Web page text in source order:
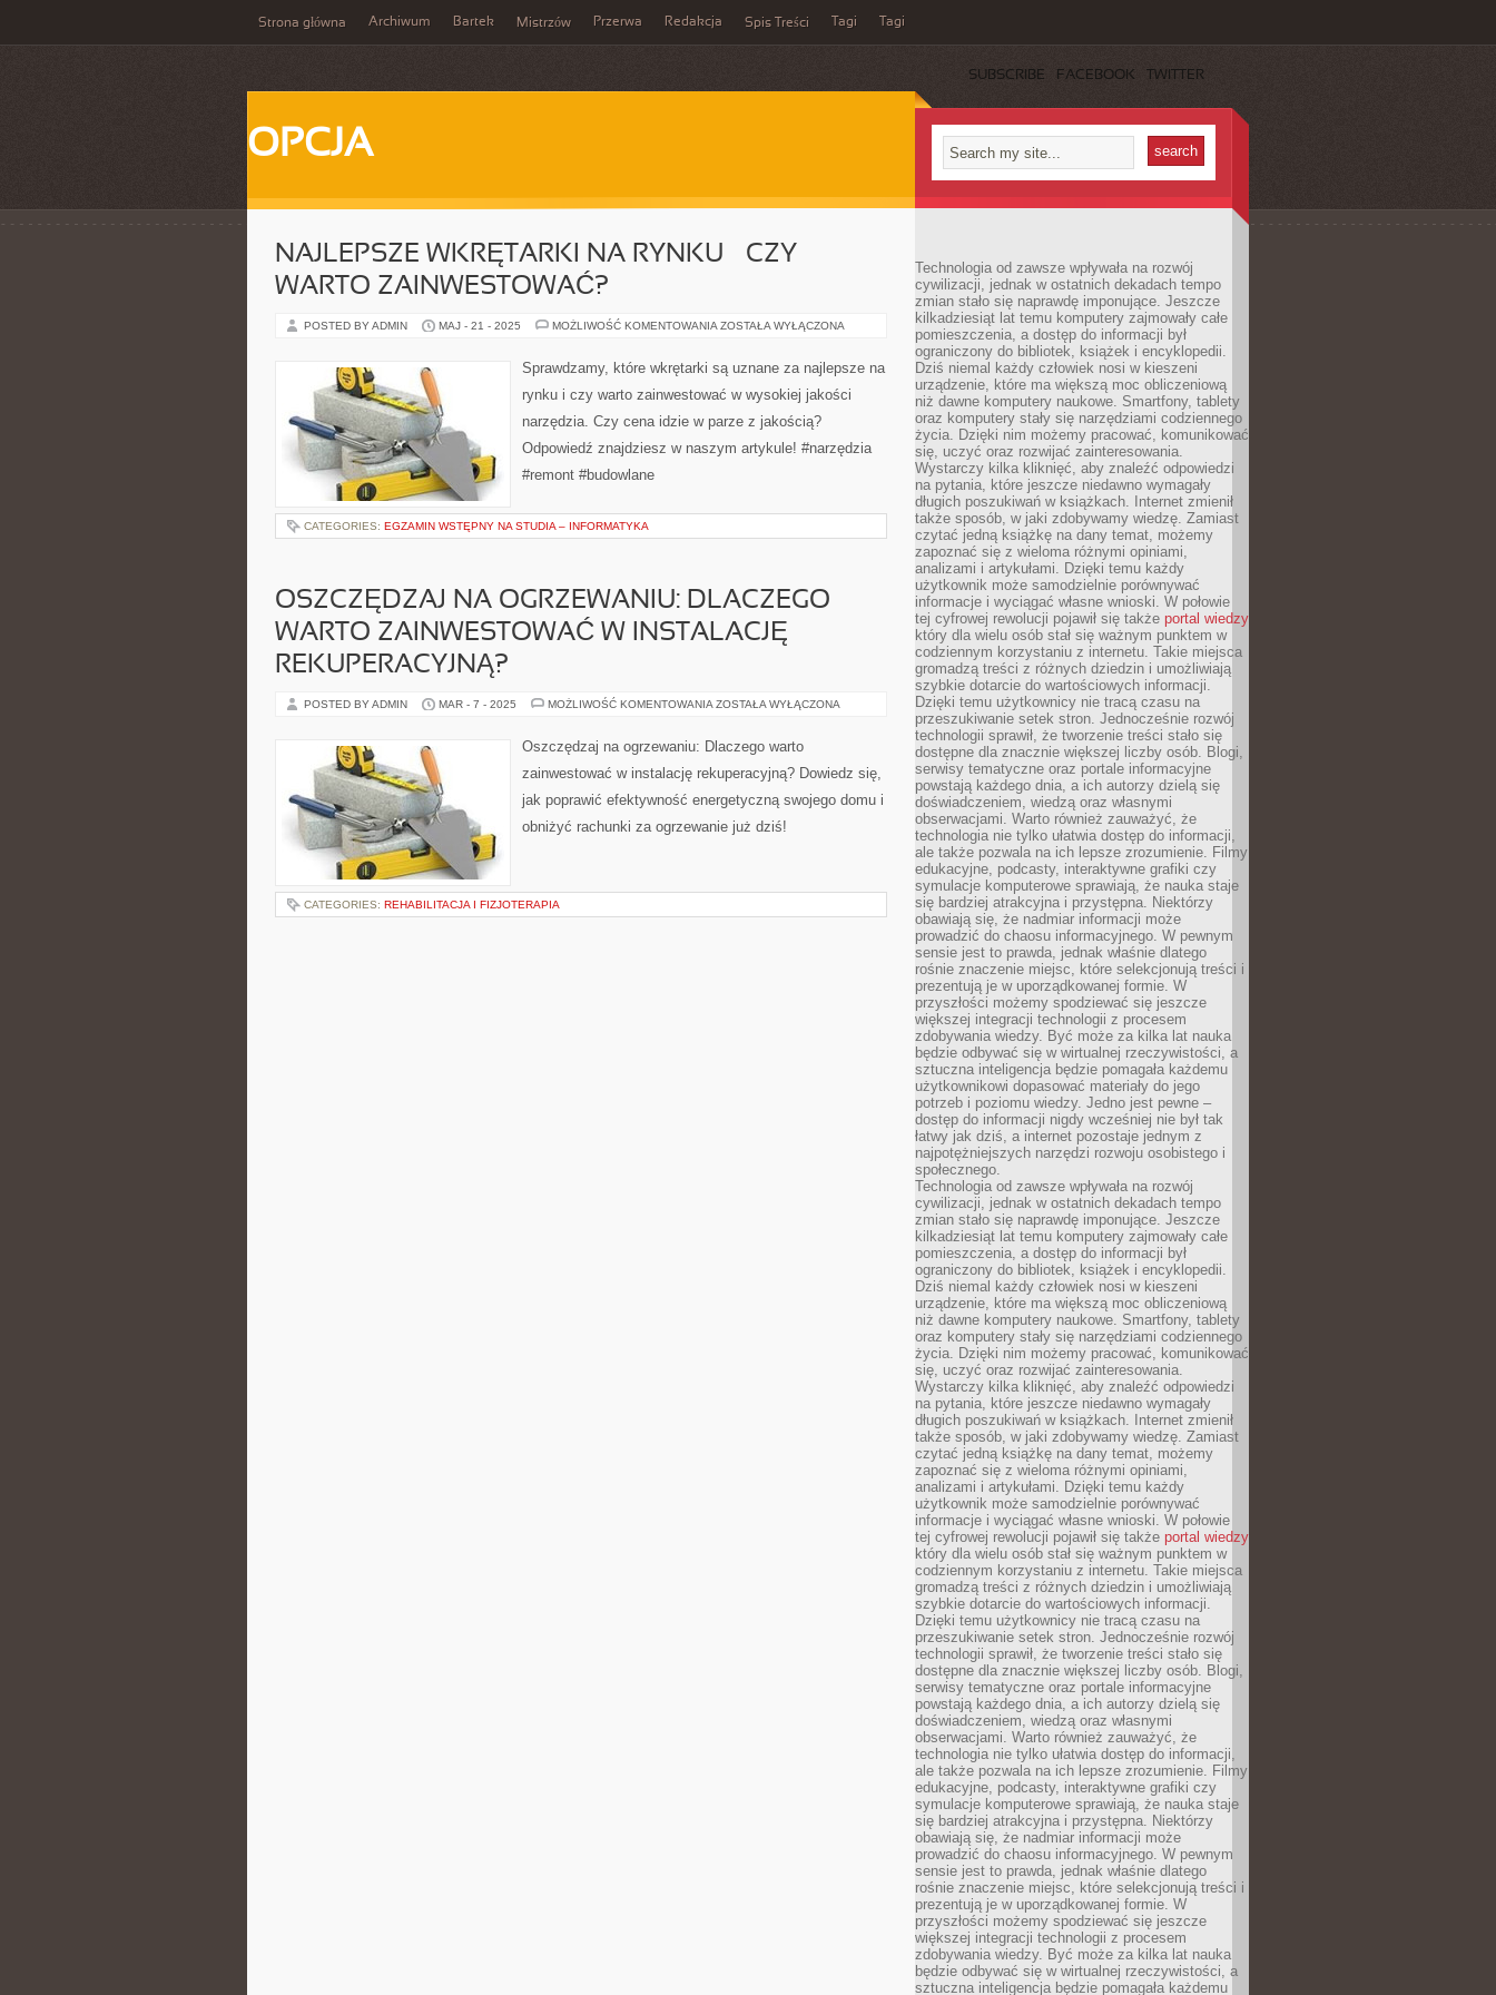
Strona główna Archiwum Bartek Mistrzów Przerwa Redakcja Spis Treści Tagi Tagi
SUBSCRIBE FACEBOOK TWITTER
OPCJA
NAJLEPSZE WKRĘTARKI NA RYNKU – CZY
WARTO ZAINWESTOWAĆ?
POSTED BY ADMIN MAJ - 21 - 2025 MOŻLIWOŚĆ KOMENTOWANIA NAJLEPSZE
–
WARTO
ZOSTAŁA WYŁĄCZONA
Sprawdzamy, które wkrętarki są uznane za najlepsze na
rynku i czy warto zainwestować w wysokiej jakości
narzędzia. Czy cena idzie w parze z jakością?
Odpowiedź znajdziesz w naszym artykule! #narzędzia
#remont #budowlane
CATEGORIES: EGZAMIN WSTĘPNY NA STUDIA – INFORMATYKA
OSZCZĘDZAJ NA OGRZEWANIU: DLACZEGO
WARTO ZAINWESTOWAĆ W INSTALACJĘ
REKUPERACYJNĄ?
POSTED BY ADMIN MAR - 7 - 2025 MOŻLIWOŚĆ KOMENTOWANIA OSZCZĘDZAJ
DLACZEGO
WARTO
W
REKUPERACYJNĄ?
ZOSTAŁA WYŁĄCZONA
Oszczędzaj na ogrzewaniu: Dlaczego warto
zainwestować w instalację rekuperacyjną? Dowiedz się,
jak poprawić efektywność energetyczną swojego domu i
obniżyć rachunki za ogrzewanie już dziś!
CATEGORIES: REHABILITACJA I FIZJOTERAPIA
Technologia od zawsze wpływała na rozwój
cywilizacji, jednak w ostatnich dekadach tempo
zmian stało się naprawdę imponujące. Jeszcze
kilkadziesiąt lat temu komputery zajmowały całe
pomieszczenia, a dostęp do informacji był
ograniczony do bibliotek, książek i encyklopedii.
Dziś niemal każdy człowiek nosi w kieszeni
urządzenie, które ma większą moc obliczeniową
niż dawne komputery naukowe. Smartfony, tablety
oraz komputery stały się narzędziami codziennego
życia. Dzięki nim możemy pracować, komunikować
się, uczyć oraz rozwijać zainteresowania.
Wystarczy kilka kliknięć, aby znaleźć odpowiedzi
na pytania, które jeszcze niedawno wymagały
długich poszukiwań w książkach. Internet zmienił
także sposób, w jaki zdobywamy wiedzę. Zamiast
czytać jedną książkę na dany temat, możemy
zapoznać się z wieloma różnymi opiniami,
analizami i artykułami. Dzięki temu każdy
użytkownik może samodzielnie porównywać
informacje i wyciągać własne wnioski. W połowie
tej cyfrowej rewolucji pojawił się także portal wiedzy
który dla wielu osób stał się ważnym punktem w
codziennym korzystaniu z internetu. Takie miejsca
gromadzą treści z różnych dziedzin i umożliwiają
szybkie dotarcie do wartościowych informacji.
Dzięki temu użytkownicy nie tracą czasu na
przeszukiwanie setek stron. Jednocześnie rozwój
technologii sprawił, że tworzenie treści stało się
dostępne dla znacznie większej liczby osób. Blogi,
serwisy tematyczne oraz portale informacyjne
powstają każdego dnia, a ich autorzy dzielą się
doświadczeniem, wiedzą oraz własnymi
obserwacjami. Warto również zauważyć, że
technologia nie tylko ułatwia dostęp do informacji,
ale także pozwala na ich lepsze zrozumienie. Filmy
edukacyjne, podcasty, interaktywne grafiki czy
symulacje komputerowe sprawiają, że nauka staje
się bardziej atrakcyjna i przystępna. Niektórzy
obawiają się, że nadmiar informacji może
prowadzić do chaosu informacyjnego. W pewnym
sensie jest to prawda, jednak właśnie dlatego
rośnie znaczenie miejsc, które selekcjonują treści i
prezentują je w uporządkowanej formie. W
przyszłości możemy spodziewać się jeszcze
większej integracji technologii z procesem
zdobywania wiedzy. Być może za kilka lat nauka
będzie odbywać się w wirtualnej rzeczywistości, a
sztuczna inteligencja będzie pomagała każdemu
użytkownikowi dopasować materiały do jego
potrzeb i poziomu wiedzy. Jedno jest pewne –
dostęp do informacji nigdy wcześniej nie był tak
łatwy jak dziś, a internet pozostaje jednym z
najpotężniejszych narzędzi rozwoju osobistego i
społecznego.
Technologia od zawsze wpływała na rozwój
cywilizacji, jednak w ostatnich dekadach tempo
zmian stało się naprawdę imponujące. Jeszcze
kilkadziesiąt lat temu komputery zajmowały całe
pomieszczenia, a dostęp do informacji był
ograniczony do bibliotek, książek i encyklopedii.
Dziś niemal każdy człowiek nosi w kieszeni
urządzenie, które ma większą moc obliczeniową
niż dawne komputery naukowe. Smartfony, tablety
oraz komputery stały się narzędziami codziennego
życia. Dzięki nim możemy pracować, komunikować
się, uczyć oraz rozwijać zainteresowania.
Wystarczy kilka kliknięć, aby znaleźć odpowiedzi
na pytania, które jeszcze niedawno wymagały
długich poszukiwań w książkach. Internet zmienił
także sposób, w jaki zdobywamy wiedzę. Zamiast
czytać jedną książkę na dany temat, możemy
zapoznać się z wieloma różnymi opiniami,
analizami i artykułami. Dzięki temu każdy
użytkownik może samodzielnie porównywać
informacje i wyciągać własne wnioski. W połowie
tej cyfrowej rewolucji pojawił się także portal wiedzy
który dla wielu osób stał się ważnym punktem w
codziennym korzystaniu z internetu. Takie miejsca
gromadzą treści z różnych dziedzin i umożliwiają
szybkie dotarcie do wartościowych informacji.
Dzięki temu użytkownicy nie tracą czasu na
przeszukiwanie setek stron. Jednocześnie rozwój
technologii sprawił, że tworzenie treści stało się
dostępne dla znacznie większej liczby osób. Blogi,
serwisy tematyczne oraz portale informacyjne
powstają każdego dnia, a ich autorzy dzielą się
doświadczeniem, wiedzą oraz własnymi
obserwacjami. Warto również zauważyć, że
technologia nie tylko ułatwia dostęp do informacji,
ale także pozwala na ich lepsze zrozumienie. Filmy
edukacyjne, podcasty, interaktywne grafiki czy
symulacje komputerowe sprawiają, że nauka staje
się bardziej atrakcyjna i przystępna. Niektórzy
obawiają się, że nadmiar informacji może
prowadzić do chaosu informacyjnego. W pewnym
sensie jest to prawda, jednak właśnie dlatego
rośnie znaczenie miejsc, które selekcjonują treści i
prezentują je w uporządkowanej formie. W
przyszłości możemy spodziewać się jeszcze
większej integracji technologii z procesem
zdobywania wiedzy. Być może za kilka lat nauka
będzie odbywać się w wirtualnej rzeczywistości, a
sztuczna inteligencja będzie pomagała każdemu